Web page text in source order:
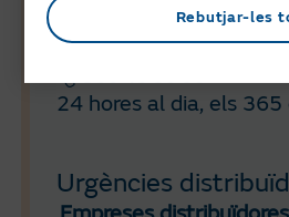
Assistència tècnica
912 015 000
24 hores al dia, els 365
Urgències
Rebutjar-les